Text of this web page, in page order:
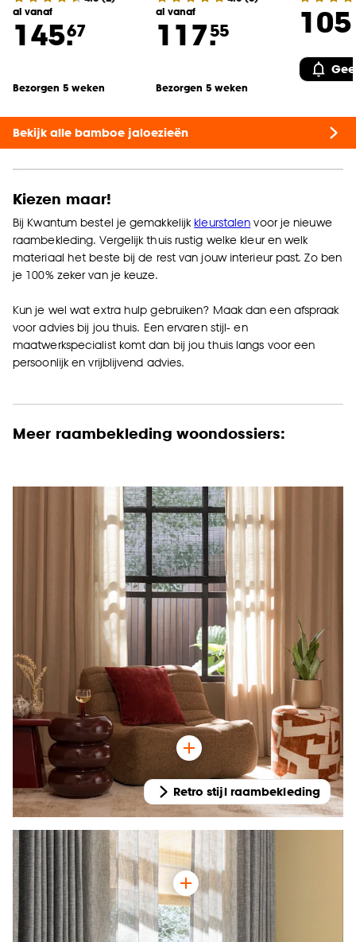
al vanaf
145.67
Bezorgen 5 weken
al vanaf
117.55
Bezorgen 5 weken
Bekijk alle bamboe jaloezieën
Kiezen maar!
Bij Kwantum bestel je gemakkelijk kleurstalen voor je nieuwe
raambekleding. Vergelijk thuis rustig welke kleur en welk
materiaal het beste bij de rest van jouw interieur past. Zo ben
je 100% zeker van je keuze.
Kun je wel wat extra hulp gebruiken? Maak dan een afspraak
vooradvies bij jou thuis. Een ervaren stijl- en
maatwerkspecialist komt dan bij jou thuis langs voor een
persoonlijk en vrijblijvend advies.
Meer raambekleding woondossiers:
Retro stijl raambekleding